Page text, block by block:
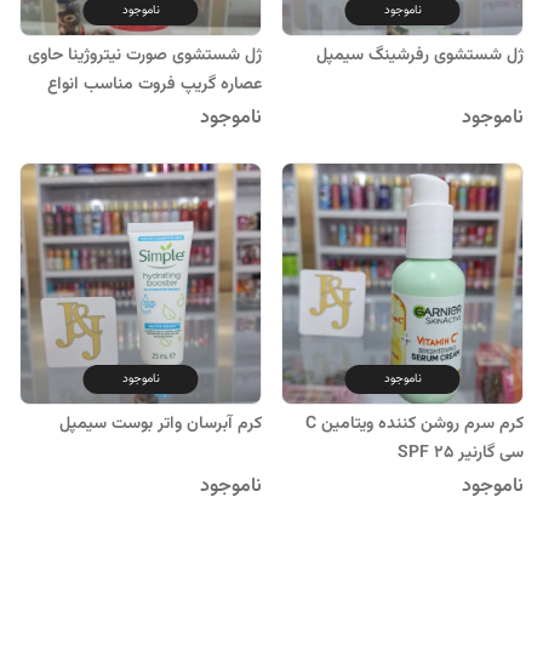
ناموجود
ژل شستشوی رفرشینگ سیمپل
ناموجود
ناموجود
ژل شستشوی صورت نیتروژینا حاوی
عصاره گریپ فروت مناسب انواع
پوست 200 میل
ناموجود
ناموجود
کرم سرم روشن کننده ویتامین C
سی گارنیر SPF 25
ناموجود
ناموجود
کرم آبرسان واتر بوست سیمپل
ناموجود